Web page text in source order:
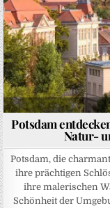
Potsdam
Natur-
Potsdam, die
ihre prächtigen
ihre malerischen
Schönheit der